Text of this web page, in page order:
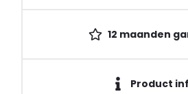
12 maanden
Product